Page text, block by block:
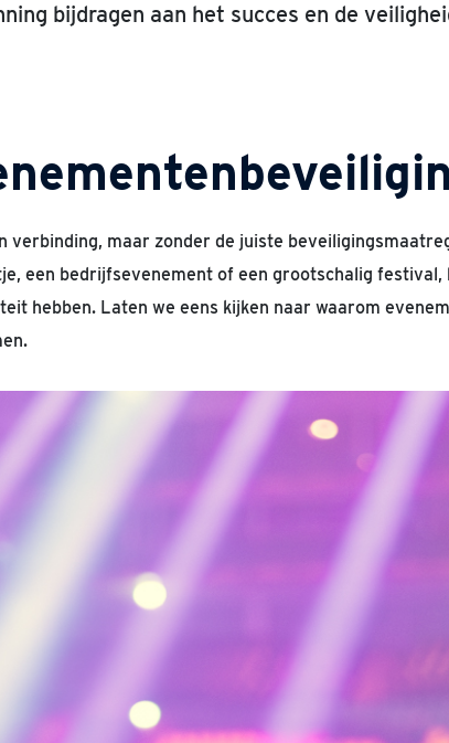
bijdragen aan het succes en de
maar zonder de juiste
een bedrijfsevenement of een grootschalig
hebben. Laten we eens kijken naar waarom